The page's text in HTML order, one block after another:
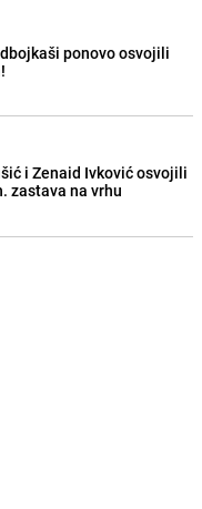
ponovo osvojili
i Zenaid Ivković osvojili
zastava na vrhu